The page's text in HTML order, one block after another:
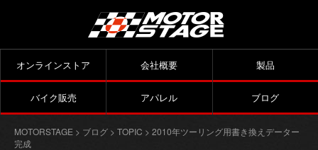
オンラインストア 会社概要 製品
バイク販売 アパレル ブログ
MOTORSTAGE > ブログ > TOPIC > 2010年ツーリング用書き換えデーター
完成